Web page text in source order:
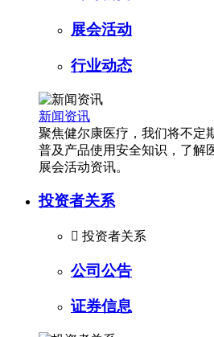
展会活动
行业动态
新闻资讯
聚焦健尔康医疗，我们将不定
普及产品使用安全知识，了解
展会活动资讯。
投资者关系
 投资者关系
公司公告
证券信息